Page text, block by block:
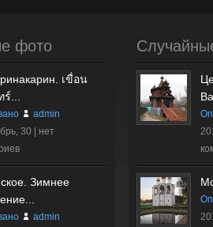
фото
เขื่อน
...
admin
30 | нет
Зимнее
admin